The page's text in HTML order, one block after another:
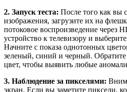
2. Запуск теста: После того как вы
изображения, загрузите их на
потоковое воспроизведение через
устройство к телевизору и
Начните с показа однотонных
зеленый, синий и черный.
цвет, чтобы выявить любые
3. Наблюдение за пикселями:
экран. Если вы заметите пиксели,